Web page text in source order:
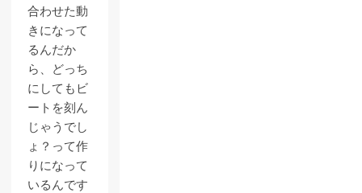
合わせた動
きになって
るんだか
ら、どっち
にしてもビ
ートを刻ん
じゃうでし
ょ？って作
りになって
いるんです